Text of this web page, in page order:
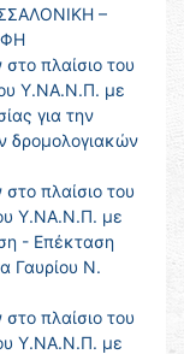
–
πλαίσιο του
Υ.ΝΑ.Ν.Π. με
για την
δρομολογιακών
πλαίσιο του
Υ.ΝΑ.Ν.Π. με
- Επέκταση
Γαυρίου Ν.
πλαίσιο του
Υ.ΝΑ.Ν.Π. με